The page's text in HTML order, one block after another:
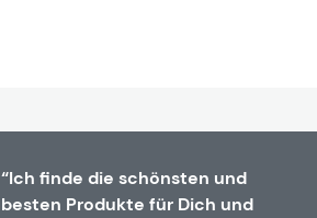
“Ich finde die schönsten und
besten Produkte für Dich und